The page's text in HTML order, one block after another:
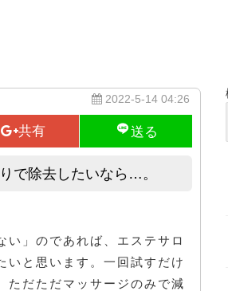
2022-5-14 04:26
で除去したいなら…。
ルライトをあなたひとりで除去したいなら
い」のであれば、エステサロ
いと思います。一回試すだけ
ただただマッサージのみで減